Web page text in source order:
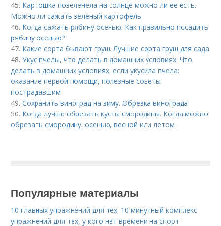
45. Картошка позеленела на солнце можно ли ее есть.
Можно ли сажать зеленый картофель
46. Когда сажать рябину осенью. Как правильно посадить
рябину осенью?
47. Какие сорта бывают груш. Лучшие сорта груш для сада
48.Укус пчелы, что делать в домашних условиях. Что
делать в домашних условиях, если укусила пчела:
оказание первой помощи, полезные советы
пострадавшим
49.Сохранить виноград на зиму. Обрезка винограда
50. Когда лучше обрезать кусты смородины. Когда можно
обрезать смородину: осенью, весной или летом
Популярные материалы
10 главных упражнений для тех. 10 минутный комплекс
упражнений для тех, у кого нет времени на спорт